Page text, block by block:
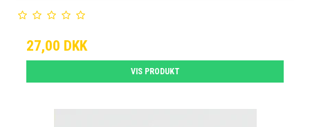
27,00 DKK
VIS PRODUKT